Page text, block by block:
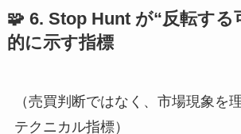
🧩 6. Stop Hunt が“反転する
的に示す指標
（売買判断ではなく、市場現象を
テクニカル指標）